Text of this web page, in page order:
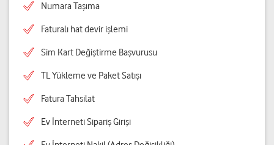
Numara Taşıma
Faturalı hat devir işlemi
Sim Kart Değiştirme Başvurusu
TL Yükleme ve Paket Satışı
Fatura Tahsilat
Ev İnterneti Sipariş Girişi